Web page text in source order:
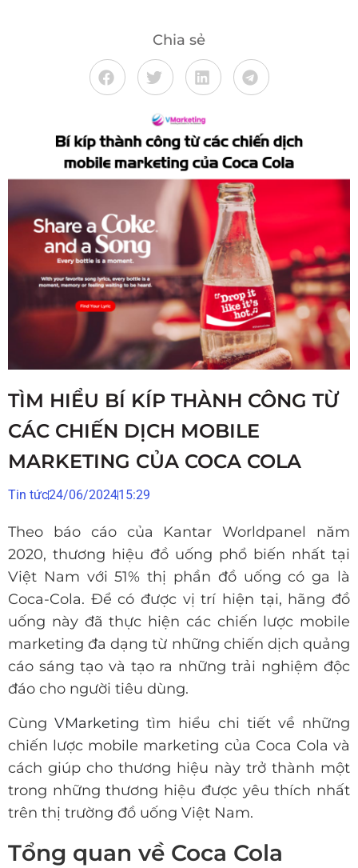
Chia sẻ
TÌM HIỂU BÍ KÍP THÀNH CÔNG TỪ
CÁC CHIẾN DỊCH MOBILE
MARKETING CỦA COCA COLA
Tin tức24/06/202415:29
Theo báo cáo của Kantar Worldpanel năm
2020, thương hiệu đồ uống phổ biến nhất tại
Việt Nam với 51% thị phần đồ uống có ga là
Coca-Cola. Để có được vị trí hiện tại, hãng đồ
uống này đã thực hiện các chiến lược mobile
marketing đa dạng từ những chiến dịch quảng
cáo sáng tạo và tạo ra những trải nghiệm độc
đáo cho người tiêu dùng.
CùngVMarketing tìm hiểu chi tiết về những
chiến lược mobile marketing của Coca Cola và
cách giúp cho thương hiệu này trở thành một
trong những thương hiệu được yêu thích nhất
trên thị trường đồ uống Việt Nam.
Tổng quan về Coca Cola